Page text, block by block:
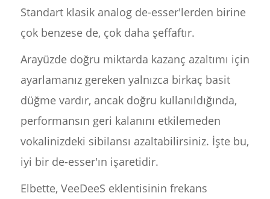
Standart klasik analog de-esser'lerden birine
çok benzese de, çok daha şeffaftır.
Arayüzde doğru miktarda kazanç azaltımı için
ayarlamanız gereken yalnızca birkaç basit
düğme vardır, ancak doğru kullanıldığında,
performansın geri kalanını etkilemeden
vokalinizdeki sibilansı azaltabilirsiniz. İşte bu,
iyi bir de-esser'ın işaretidir.
Elbette, VeeDeeS eklentisinin frekans